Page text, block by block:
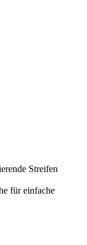
Streifen
für einfache